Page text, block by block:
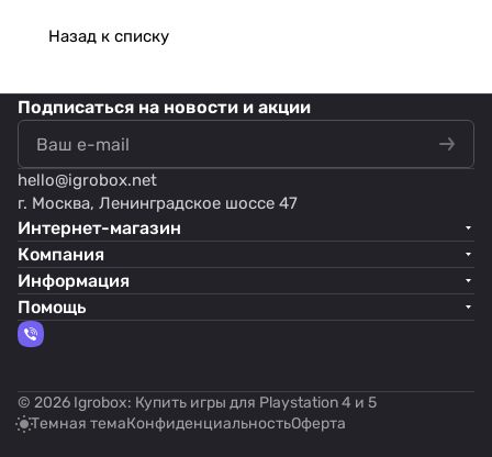
Назад к списку
Подписаться на новости и акции
hello@igrobox.net
г. Москва, Ленинградское шоссе 47
Интернет-магазин
Компания
Информация
Помощь
© 2026 Igrobox: Купить игры для Playstation 4 и 5
Темная темаКонфиденциальностьОферта